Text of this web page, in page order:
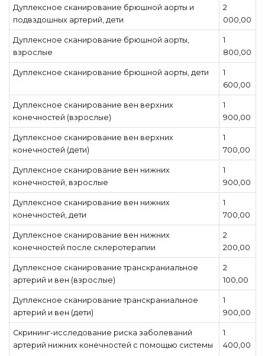
Дуплексное сканирование брюшной аорты и
подвздошных артерий, дети
2
000,00
Дуплексное сканирование брюшной аорты,
взрослые
1
800,00
Дуплексное сканирование брюшной аорты, дети
1
600,00
Дуплексное сканирование вен верхних
конечностей (взрослые)
1
900,00
Дуплексное сканирование вен верхних
конечностей (дети)
1
700,00
Дуплексное сканирование вен нижних
конечностей, взрослые
1
900,00
Дуплексное сканирование вен нижних
конечностей, дети
1
700,00
Дуплексное сканирование вен нижних
конечностей после склеротерапии
2
200,00
Дуплексное сканирование транскраниальное
артерий и вен (взрослые)
2
100,00
Дуплексное сканирование транскраниальное
артерий и вен (дети)
1
900,00
Скрининг-исследование риска заболеваний
артерий нижних конечностей с помощью системы
1
400,00